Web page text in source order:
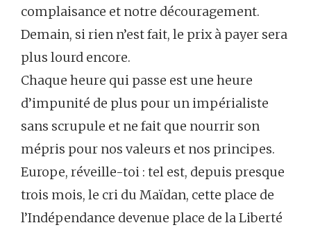
complaisance et notre découragement.
Demain, si rien n’est fait, le prix à payer sera
plus lourd encore.
Chaque heure qui passe est une heure
d’impunité de plus pour un impérialiste
sans scrupule et ne fait que nourrir son
mépris pour nos valeurs et nos principes.
Europe, réveille-toi : tel est, depuis presque
trois mois, le cri du Maïdan, cette place de
l’Indépendance devenue place de la Liberté